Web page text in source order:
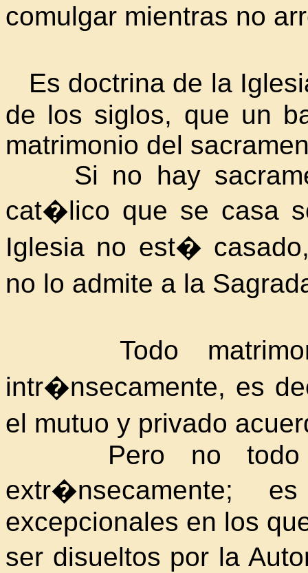
comulgar mientras no
Es doctrina de la
de los siglos, que un
matrimonio del
Si no hay
cat�lico que se casa
Iglesia no est�
no lo admite a la
Todo
intr�nsecamente, es
el mutuo y privado
Pero no todo
extr�nsecamente;
excepcionales en los
ser disueltos por la